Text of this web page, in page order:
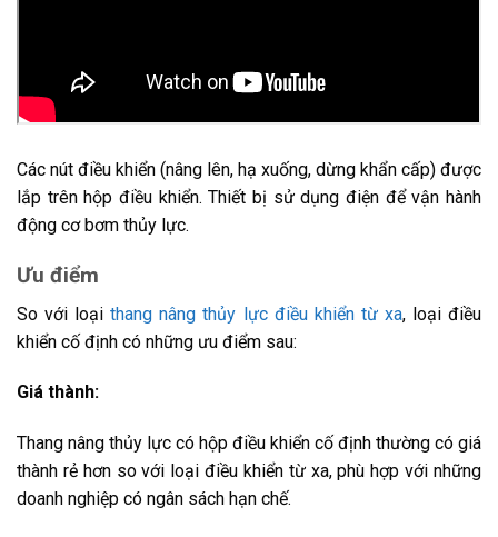
Các nút điều khiển (nâng lên, hạ xuống, dừng khẩn cấp) được
lắp trên hộp điều khiển. Thiết bị sử dụng điện để vận hành
động cơ bơm thủy lực.
Ưu điểm
So với loạithang nâng thủy lực điều khiển từ xa, loại điều
khiển cố định có những ưu điểm sau:
Giá thành:
Thang nâng thủy lực có hộp điều khiển cố định thường có giá
thành rẻ hơn so với loại điều khiển từ xa, phù hợp với những
doanh nghiệp có ngân sách hạn chế.